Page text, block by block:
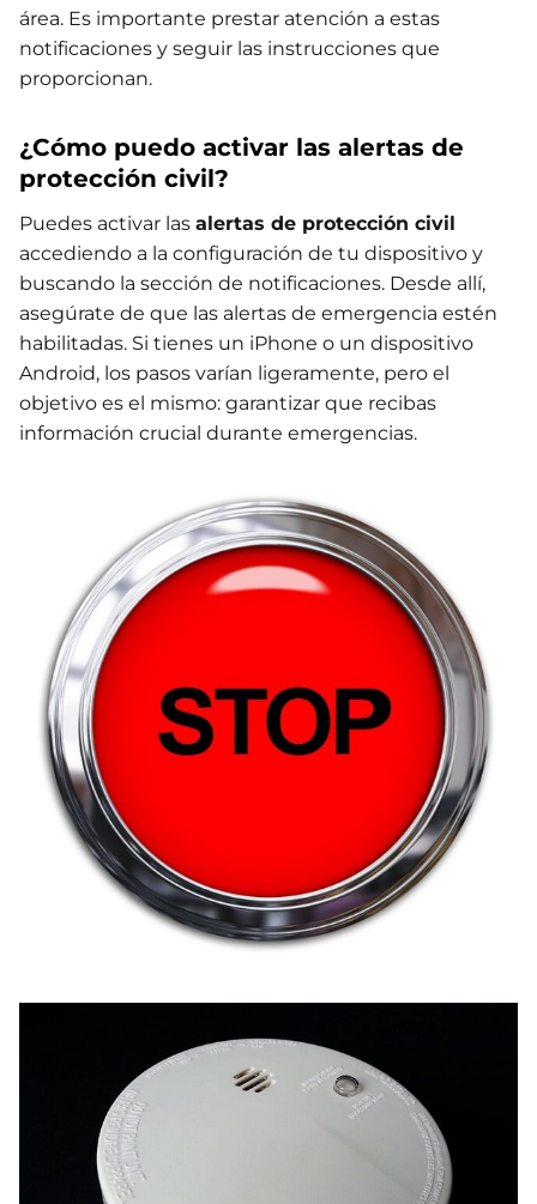
área. Es importante prestar atención a estas
notificaciones y seguir las instrucciones que
proporcionan.
¿Cómo puedo activar las alertas de
protección civil?
Puedes activar las alertas de protección civil
accediendo a la configuración de tu dispositivo y
buscando la sección de notificaciones. Desde allí,
asegúrate de que las alertas de emergencia estén
habilitadas. Si tienes un iPhone o un dispositivo
Android, los pasos varían ligeramente, pero el
objetivo es el mismo: garantizar que recibas
información crucial durante emergencias.